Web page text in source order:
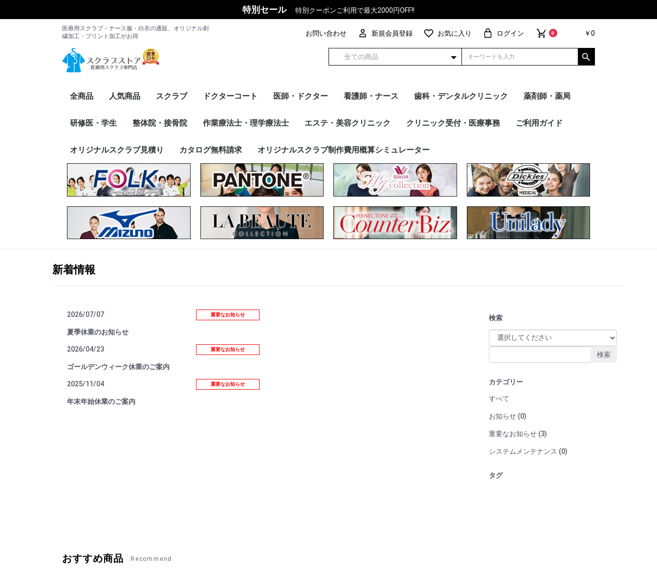
特別セール 特別クーポンご利用で最大2000円OFF!!
医療用スクラブ・ナース服・白衣の通販、オリジナル刺
繍加工・プリント加工がお得
お問い合わせ 新規会員登録 お気に入り ログイン 0 ￥0
全商品 人気商品 スクラブ
レディース トップス
パンツ
インナー
チュニック
ケーシー
ワンピース
マタニティ
メンズ トップス
パンツ
インナー
ケーシー
男女兼用 トップス
パンツ
インナー
メーカー別 FOLK
PANTONE
Dickies
en joie(アンジョア)
HANECTONE(ハネクト
F Lab.
Wacoal
Mizuno
UNITE
MICHEL KLEIN
WHISEL
サーヴォ
RISERVA（リゼルヴ
ESTNATION
ドクターコート
メンズ
レディース
メーカー別 FOLK
Dickies
Wacoal
UNITE
Mizuno
医師・ドクター
スクラブ・パンツ トップス
パンツ
インナー
ドクターコート
チュニック・ケーシー
ワンピース
インナー
カーディガン
その他アイテム
メーカー別 FOLK
PANTONE
Wacoal
Dickies
Mizuno
MICHEL KLEIN
UNITE
en joie（アン ジョ
HANECTONE(ハネクト
RISERVA（リゼルヴ
WHISEL
サーヴォ
ESTNATION
看護師・ナース
スクラブ・パンツ トップス
パンツ
チュニック・ケーシー
ワンピース
カーディガン
インナー
その他アイテム
メーカー別 FOLK
PANTONE
Wacoal
Dickies
Mizuno
UNITE
MICHEL KLEIN
en joie（アン ジョ
HANECTONE（ハネク
サーヴォ
RISERVA（リゼルヴ
WHISEL
ESTNATION
歯科・デンタルクリニック
スクラブ・パンツ トップス
パンツ
カーディガン
ワンピース
インナー
ドクターコート
その他アイテム
メーカー別 FOLK
PANTONE
Dickies
Wacoal
MICHEL KLEIN
Mizuno
UNITE
en joie（アン ジョ
HANECTONE（ハネク
サーヴォ
RISERVA（リゼルヴ
WHISEL
ESTNATION
薬剤師・薬局
スクラブ・パンツ
カーディガン
インナー
ドクターコート
メーカー別
その他アイテム
研修医・学生
スクラブ・パンツ トップス
パンツ
ドクターコート
インナー
その他アイテム
メーカー別 FOLK
PANTONE
RISERVA（リゼルヴ
Dickies
Wacoal
Mizuno
UNITE
HANECTONE（ハネク
en joie（アン ジョ
サーヴォ
WHISEL
RISERVA（リゼルヴ
整体院・接骨院
スクラブ・パンツ トップス
パンツ
ケーシー
インナー
カーディガン
その他アイテム
メーカー別 FOLK
PANTONE
Dickies
Wacoal
Mizuno
UNITE
MICHEL KLEIN
en joie（アン ジョ
RISERVA（リゼルヴ
HANECTONE（ハネク
サーヴォ
WHISEL
作業療法士・理学療法士
スクラブ・パンツ トップス
パンツ
ケーシー
インナー
カーディガン
その他アイテム
メーカー別 FOLK
PANTONE
Dickies
Wacoal
Mizuno
MICHEL KLEIN
UNITE
en joie（アン ジョ
HANECTONE（ハネク
サーヴォ
RISERVA（リゼルヴ
WHISEL
エステ・美容クリニック
スクラブ・パンツ トップス
パンツ
チュニック
ドクターコート FOLK
Dickies
Wacoal
Mizuno
UNITE
ワンピース
カーディガン
インナー
その他アイテム
メーカー別 FOLK
Dickies
ESTNATION
Wacoal
Mizuno
UNITE
MICHEL KLEIN
en joie（アン ジョ
MARY QUANT
HANECTONE（ハネク
サーヴォ
クリニック受付・医療事務
トップス
ベスト
スカート・キュロット
パンツ
ワンピース
ジャケット
カーディガン
その他アイテム
メーカー別
ご利用ガイド
オリジナルスクラブ見積り カタログ無料請求 オリジナルスクラブ制作費用概算シミュレーター
新着情報
2026/07/07 重要なお知らせ
夏季休業のお知らせ
2026/04/23 重要なお知らせ
ゴールデンウィーク休業のご案内
2025/11/04 重要なお知らせ
年末年始休業のご案内
検索
検索
カテゴリー
すべて
お知らせ (0)
重要なお知らせ (3)
システムメンテナンス (0)
タグ
おすすめ商品 Recommend